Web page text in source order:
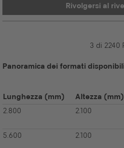
Rivolgersi al
3 di 2240
Panoramica dei formati
Lunghezza (mm) Altezza (mm)
2.800 2.100
5.600
2.100